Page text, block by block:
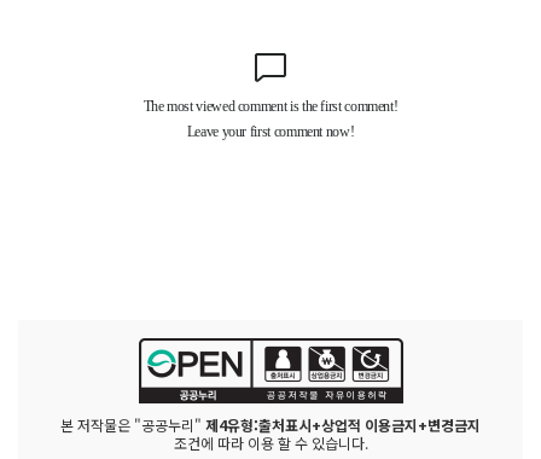
본 저작물은 "공공누리" 제4유형:출처표시+상업적 이용금지+변경금지
조건에 따라 이용 할 수 있습니다.